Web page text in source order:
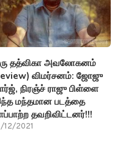
தத்விகா அவலோகனம்
விமர்சனம்: ஜோஜு
நிரஞ்ச் ராஜு பிள்ளை
மந்தமான படத்தை
தவறிவிட்டனர்!!!
12/2021